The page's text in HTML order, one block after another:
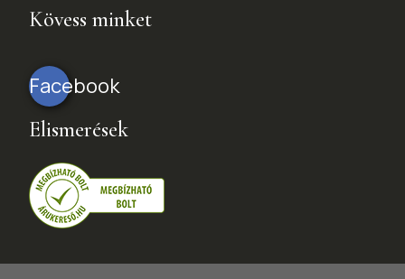
Kövess minket
Facebook
Elismerések